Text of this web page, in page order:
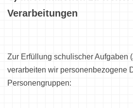
Verarbeitungen
Zur Erfüllung schulischer Aufgaben
verarbeiten wir personenbezogene
Personengruppen: